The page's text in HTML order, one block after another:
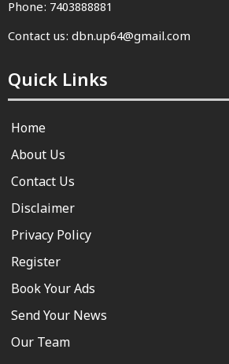
Phone: 7403888881
Contact us: dbn.up64@gmail.com
Quick Links
Home
About Us
Contact Us
Disclaimer
Privacy Policy
Register
Book Your Ads
Send Your News
Our Team